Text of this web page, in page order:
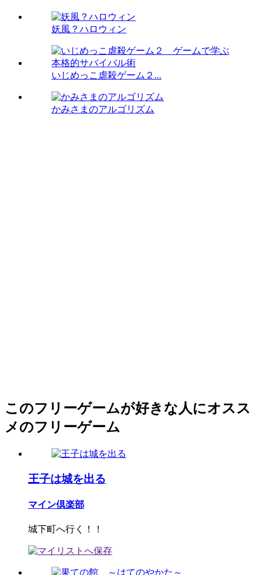
妖風？ハロウィン
いじめっこ虐殺ゲーム２...
かみさまのアルゴリズム
このフリーゲームが好きな人にオスス
メのフリーゲーム
王子は城を出る
マイン倶楽部
城下町へ行く！！